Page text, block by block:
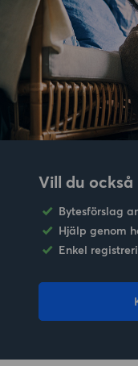
Vill du
Bytesförslag
Hjälp genom
Enkel